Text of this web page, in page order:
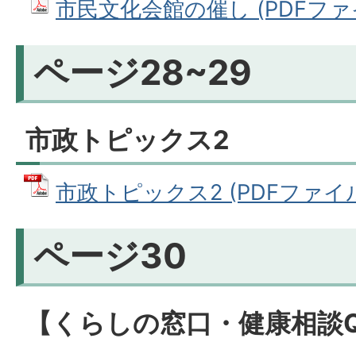
市民文化会館の催し (PDFフ
ページ28~29
市政トピックス2
市政トピックス2 (PDFファイ
ページ30
【 くらしの窓口・健康相談